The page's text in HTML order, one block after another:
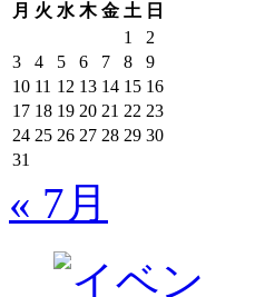
月 火 水 木 金 土 日
1
2
3
4 5 6 7 8
9
10 11 12 13 14 15 16
17 18 19 20 21 22 23
24 25 26 27 28 29 30
31
« 7月